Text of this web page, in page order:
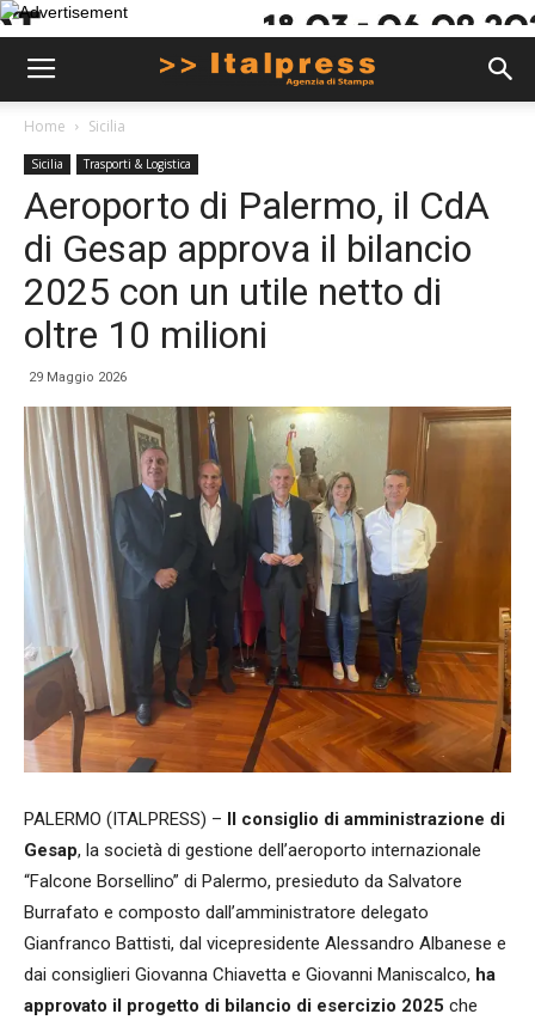
Home Sicilia
Sicilia Trasporti & Logistica
Aeroporto di Palermo, il CdA
di Gesap approva il bilancio
2025 con un utile netto di
oltre 10 milioni
29 Maggio 2026
PALERMO (ITALPRESS) – Il consiglio di amministrazione di
Gesap, la società di gestione dell’aeroporto internazionale
“Falcone Borsellino” di Palermo, presieduto da Salvatore
Burrafato e composto dall’amministratore delegato
Gianfranco Battisti, dal vicepresidente Alessandro Albanese e
dai consiglieri Giovanna Chiavetta e Giovanni Maniscalco, ha
approvato il progetto di bilancio di esercizio 2025 che